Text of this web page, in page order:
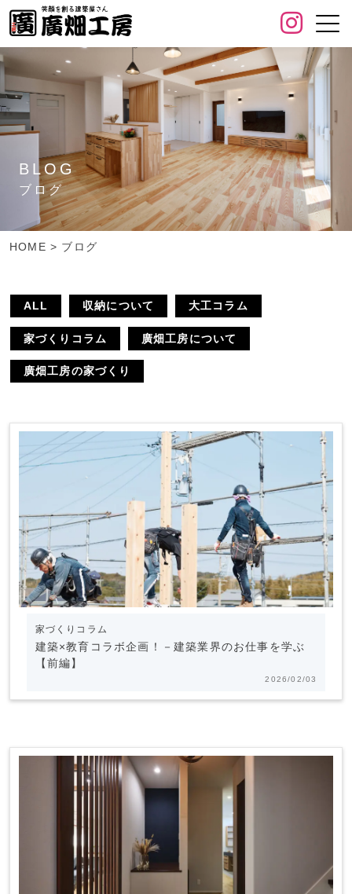
BLOG
ブログ
HOME > ブログ
ALL 収納について 大工コラム
家づくりコラム 廣畑工房について
廣畑工房の家づくり
建築×教育コラボ企画！－建築業界のお仕事を学ぶ
【前編】
家づくりコラム
2026/02/03